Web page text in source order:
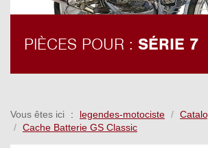
PIÈCES POUR : SÉRIE 7
Vous êtes ici legendes-motociste
Cache Batterie GS Classic